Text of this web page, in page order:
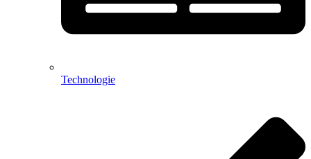
Technologie